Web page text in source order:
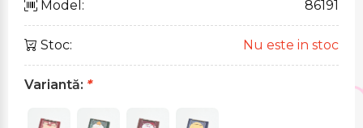
Model:
86191
Stoc: Nu este in stoc
Variantă: *